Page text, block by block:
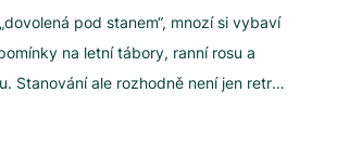
pod stanem“, mnozí si vybaví
na letní tábory, ranní rosu a
Stanování ale rozhodně není jen retro
v posledních letech zažívají stanové